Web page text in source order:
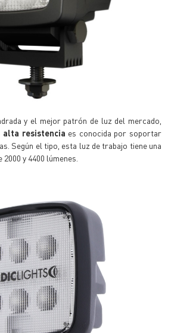
y el mejor patrón de luz del mercado,
alta resistencia es conocida por soportar
Según el tipo, esta luz de trabajo tiene una
y 4400 lúmenes.